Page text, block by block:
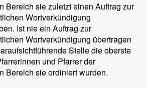
Bereich sie zuletzt einen Auftrag zur
Wortverkündigung
Ist nie ein Auftrag zur
Wortverkündigung übertragen
Stelle die oberste
und Pfarrer der
Bereich sie ordiniert wurden.